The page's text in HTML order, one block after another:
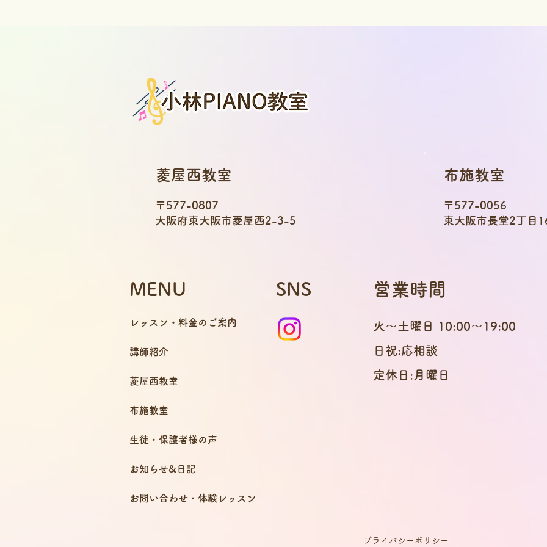
菱屋西教室
〒577-0807
大阪府東大阪市菱屋西2-3-5
MENU
レッスン・料金のご案内
講師紹介
菱屋西教室
布施教室
生徒・保護者様の声
お知らせ&日記
お問い合わせ・体験レッスン
SNS 営業時間
火〜土曜日 10:00〜19:00
日祝:応相談
定休日:月曜日
プライバシーポリシー
布施教室
〒577-0056
東大阪市長堂2丁目